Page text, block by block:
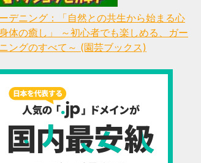
デニング：「自然との共生から始まる心
体の癒し」 ～初心者でも楽しめる、ガー
ングのすべて～ (園芸ブックス)